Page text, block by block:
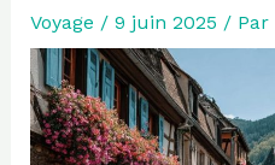
Voyage / 9 juin 2025 / Par